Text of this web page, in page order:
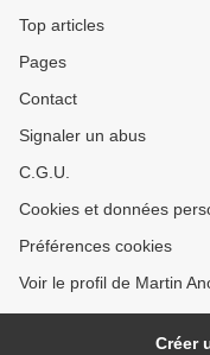
Top articles
Pages
Contact
Signaler un abus
C.G.U.
Cookies et données
Préférences cookies
Voir le profil de Martin
Créer